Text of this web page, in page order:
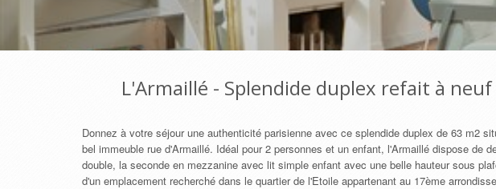
L'Armaillé - Splendide duplex refait à
Donnez à votre séjour une authenticité parisienne avec ce splendide duplex de 63 m2
bel immeuble rue d'Armaillé. Idéal pour 2 personnes et un enfant, l'Armaillé dispose de
double, la seconde en mezzanine avec lit simple enfant avec une belle hauteur sous
d'un emplacement recherché dans le quartier de l'Etoile appartenant au 17ème